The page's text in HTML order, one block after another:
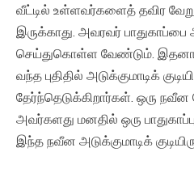
வீட்டில் உள்ளவர்களைத் தவிர வேறு
இருக்காது. அவரவர் பாதுகாப்பை
செய்துகொள்ள வேண்டும்.
வந்த புதிதில் அடுக்குமாடிக்
தேர்ந்தெடுக்கிறார்கள். ஒரு
அவர்களது மனதில் ஒரு
இந்த நவீன அடுக்குமாடிக்